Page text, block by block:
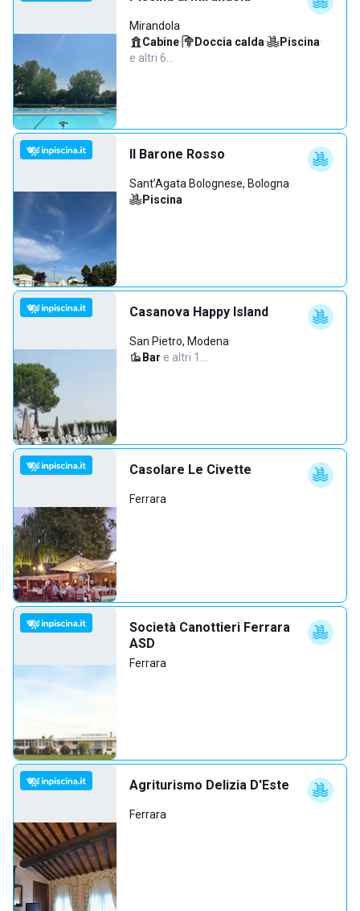
Mirandola
Cabine· Doccia calda· Piscina·
e altri 6…
Il Barone Rosso
Sant’Agata Bolognese, Bologna
Piscina
Casanova Happy Island
San Pietro, Modena
Bar·e altri 1…
Casolare Le Civette
Ferrara
Società Canottieri Ferrara
ASD
Ferrara
Agriturismo Delizia D'Este
Ferrara